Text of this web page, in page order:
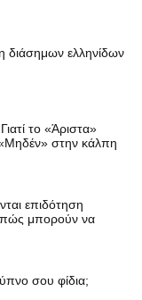
διάσημων ελληνίδων
το «Άριστα»
στην κάλπη
επιδότηση
πώς μπορούν να
σου φίδια;